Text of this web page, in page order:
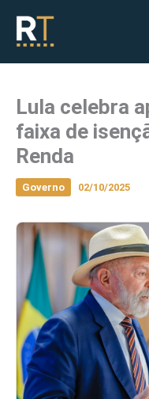
conteúdo
Lula celebra
faixa de
Renda
Governo 02/10/2025